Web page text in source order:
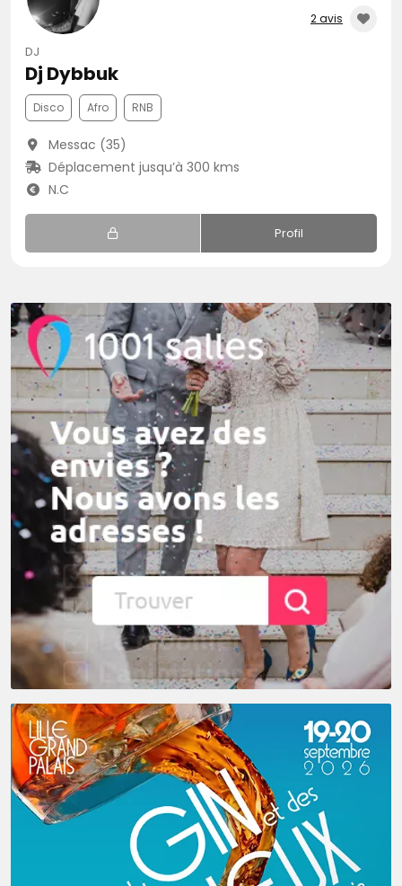
2 avis
DJ
Dj Dybbuk
Disco Afro RNB
Messac (35)
Déplacement jusqu’à 300 kms
N.C
Profil